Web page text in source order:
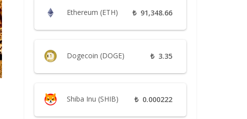
Ethereum (ETH) ₺ 91,348.66
Dogecoin (DOGE) ₺ 3.35
Shiba Inu (SHIB) ₺ 0.000222